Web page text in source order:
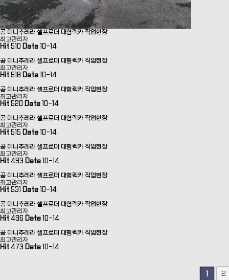
곰 미니추레라 셀프로더 대형렉카 작업현장
최고관리자
Hit 510 Date 10-14
곰 미니추레라 셀프로더 대형렉카 작업현장
최고관리자
Hit 518 Date 10-14
곰 미니추레라 셀프로더 대형렉카 작업현장
최고관리자
Hit 520 Date 10-14
곰 미니추레라 셀프로더 대형렉카 작업현장
최고관리자
Hit 515 Date 10-14
곰 미니추레라 셀프로더 대형렉카 작업현장
최고관리자
Hit 493 Date 10-14
곰 미니추레라 셀프로더 대형렉카 작업현장
최고관리자
Hit 531 Date 10-14
곰 미니추레라 셀프로더 대형렉카 작업현장
최고관리자
Hit 496 Date 10-14
곰 미니추레라 셀프로더 대형렉카 작업현장
최고관리자
Hit 473 Date 10-14
2